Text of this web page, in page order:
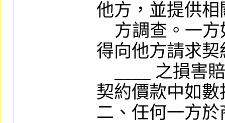
他方，並提供
得向他方請求
契約價款中如數
二、任何一方